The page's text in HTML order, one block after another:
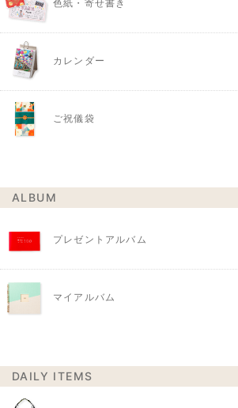
色紙・寄せ書き
カレンダー
ご祝儀袋
ALBUM
プレゼントアルバム
マイアルバム
DAILY ITEMS